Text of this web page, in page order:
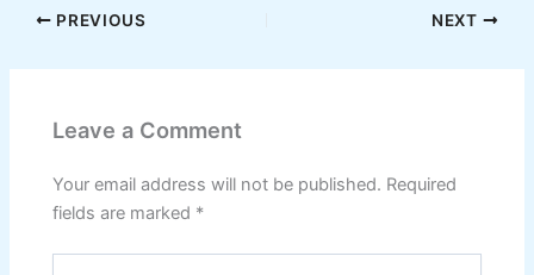
PREVIOUS NEXT
Leave a Comment
Your email address will not be published. Required
fields are marked *